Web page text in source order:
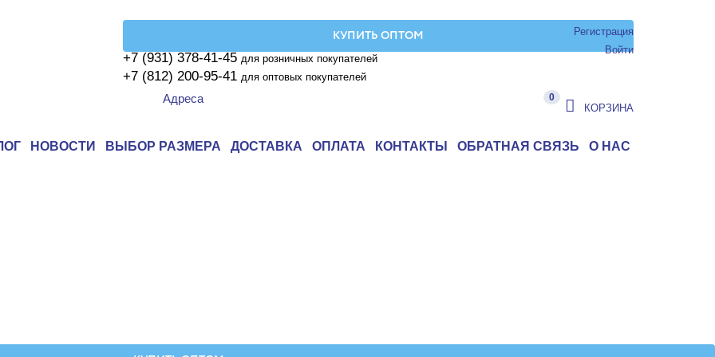
КУПИТЬ ОПТОМ
+7 (931) 378-41-45 для розничных покупателей
+7 (812) 200-95-41 для оптовых покупателей
Адреса
Регистрация
Войти
0
КОРЗИНА
НОВОСТИ ВЫБОР РАЗМЕРА ДОСТАВКА ОПЛАТА КОНТАКТЫ ОБРАТНАЯ СВЯЗЬ О НАС